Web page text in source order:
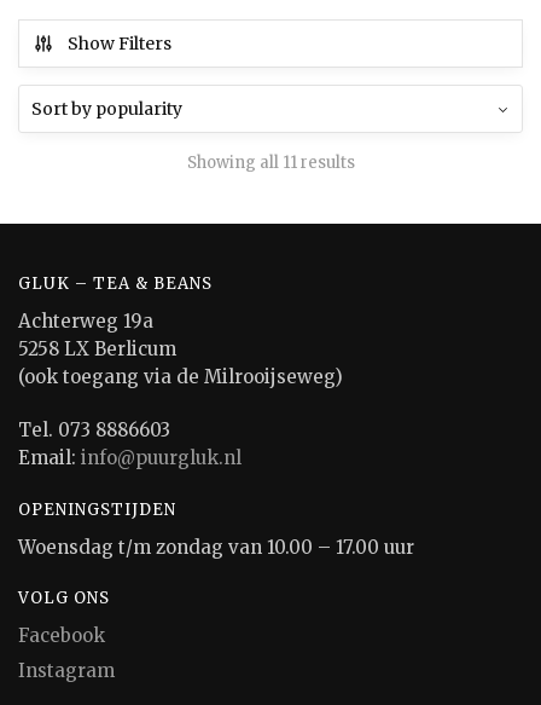
Show Filters
Showing all 11 results
GLUK – TEA & BEANS
Achterweg 19a
5258 LX Berlicum
(ook toegang via de Milrooijseweg)
Tel. 073 8886603
Email: info@puurgluk.nl
OPENINGSTIJDEN
Woensdag t/m zondag van 10.00 – 17.00 uur
VOLG ONS
Facebook
Instagram